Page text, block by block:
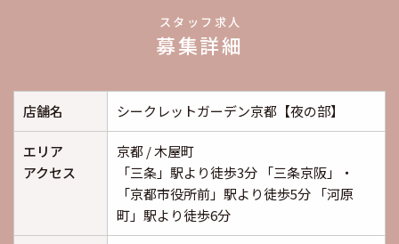
スタッフ求人
募集詳細
店舗名 シークレットガーデン京都【夜の部】
エリア
アクセス
京都 / 木屋町
「三条」駅より徒歩3分 「三条京阪」・
「京都市役所前」駅より徒歩5分 「河原
町」駅より徒歩6分